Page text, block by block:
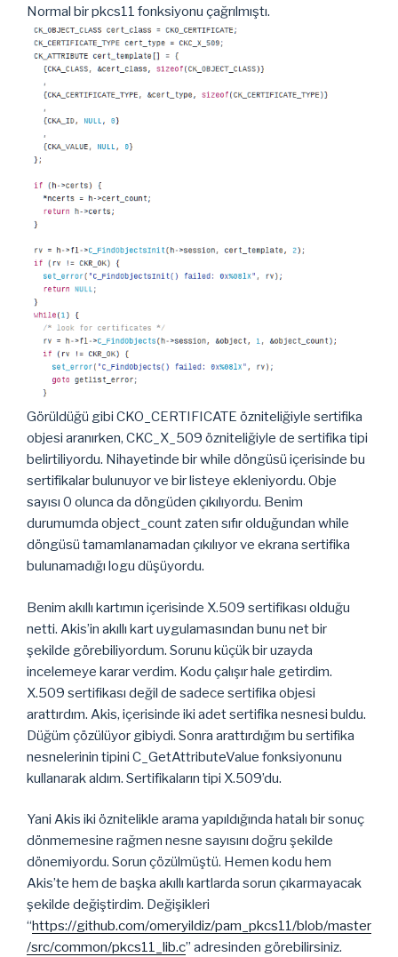
Normal bir pkcs11 fonksiyonu çağrılmıştı.
Görüldüğü gibi CKO_CERTIFICATE özniteliğiyle sertifika
objesi aranırken, CKC_X_509 özniteliğiyle de sertifika tipi
belirtiliyordu. Nihayetinde bir while döngüsü içerisinde bu
sertifikalar bulunuyor ve bir listeye ekleniyordu. Obje
sayısı 0 olunca da döngüden çıkılıyordu. Benim
durumumda object_count zaten sıfır olduğundan while
döngüsü tamamlanamadan çıkılıyor ve ekrana sertifika
bulunamadığı logu düşüyordu.
Benim akıllı kartımın içerisinde X.509 sertifikası olduğu
netti. Akis’in akıllı kart uygulamasından bunu net bir
şekilde görebiliyordum. Sorunu küçük bir uzayda
incelemeye karar verdim. Kodu çalışır hale getirdim.
X.509 sertifikası değil de sadece sertifika objesi
arattırdım. Akis, içerisinde iki adet sertifika nesnesi buldu.
Düğüm çözülüyor gibiydi. Sonra arattırdığım bu sertifika
nesnelerinin tipini C_GetAttributeValue fonksiyonunu
kullanarak aldım. Sertifikaların tipi X.509’du.
Yani Akis iki öznitelikle arama yapıldığında hatalı bir sonuç
dönmemesine rağmen nesne sayısını doğru şekilde
dönemiyordu. Sorun çözülmüştü. Hemen kodu hem
Akis’te hem de başka akıllı kartlarda sorun çıkarmayacak
şekilde değiştirdim. Değişikleri
“https://github.com/omeryildiz/pam_pkcs11/blob/master
/src/common/pkcs11_lib.c” adresinden görebilirsiniz.